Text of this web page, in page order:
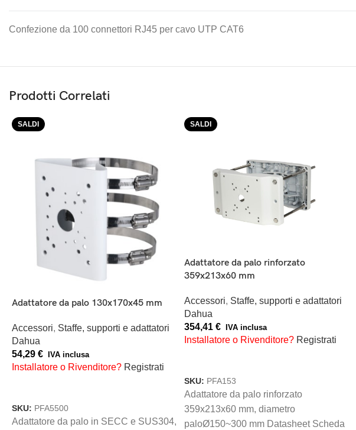
Confezione da 100 connettori RJ45 per cavo UTP CAT6
Prodotti Correlati
SALDI
Adattatore da palo 130x170x45 mm
Accessori, Staffe, supporti e adattatori
Dahua
54,29 € IVA inclusa
Installatore o Rivenditore? Registrati
SKU: PFA5500
Adattatore da palo in SECC e SUS304,
SALDI
Adattatore da palo rinforzato
359x213x60 mm
Accessori, Staffe, supporti e adattatori
Dahua
354,41 € IVA inclusa
Installatore o Rivenditore? Registrati
SKU: PFA153
Adattatore da palo rinforzato
359x213x60 mm, diametro
paloØ150~300 mm Datasheet Scheda